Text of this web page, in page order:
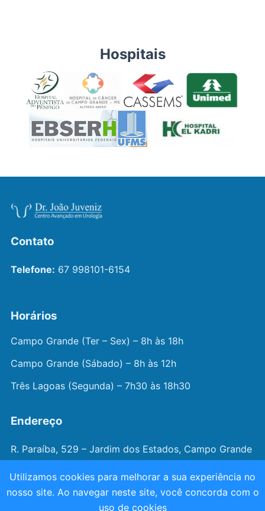
Hospitais
Contato
Telefone: 67 998101-6154
Horários
Campo Grande (Ter – Sex) – 8h às 18h
Campo Grande (Sábado) – 8h às 12h
Três Lagoas (Segunda) – 7h30 às 18h30
Endereço
R. Paraíba, 529 – Jardim dos Estados, Campo Grande
– MS
© 2026 — Dr. João Juveniz . Todos os direitos
Utilizamos cookies para melhorar a sua experiência no
nosso site. Ao navegar neste site, você concorda com o
uso de cookies